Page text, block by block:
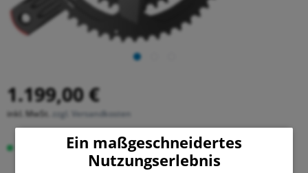
1.199,00 €
inkl. MwSt. zzgl. Versandkosten
Lieferzeit 20-40 Tage
Ein maßgeschneidertes
Nutzungserlebnis